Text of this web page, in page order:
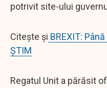
potrivit site-ului
Citește și BREXIT:
ȘTIM
Regatul Unit a părăsit